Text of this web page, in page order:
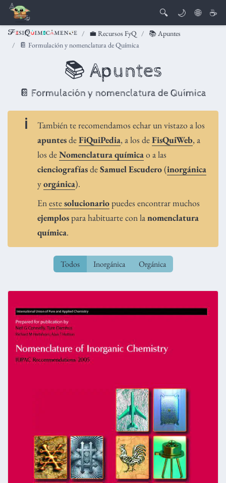
🔍 🌙 🌐 ☕
💼 Recursos FyQ
📚 Apuntes
📔 Formulación y nomenclatura de Química
📚 Apuntes
📔 Formulación y nomenclatura de Química
También te recomendamos echar un vistazo a los
apuntesdeFiQuiPedia, a los deFisQuiWeb, a
los deNomenclatura químicao a las
cienciografíasdeSamuel Escudero(inorgánica
yorgánica).
Enestesolucionariopuedes encontrar muchos
ejemplospara habituarte con lanomenclatura
química.
Todos Inorgánica Orgánica